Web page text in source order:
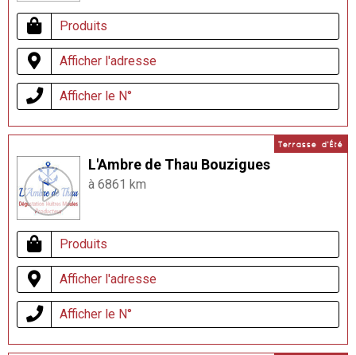
Produits
Afficher l'adresse
Afficher le N°
Terrasse d'Été
L'Ambre de Thau Bouzigues
à 6861 km
Produits
Afficher l'adresse
Afficher le N°